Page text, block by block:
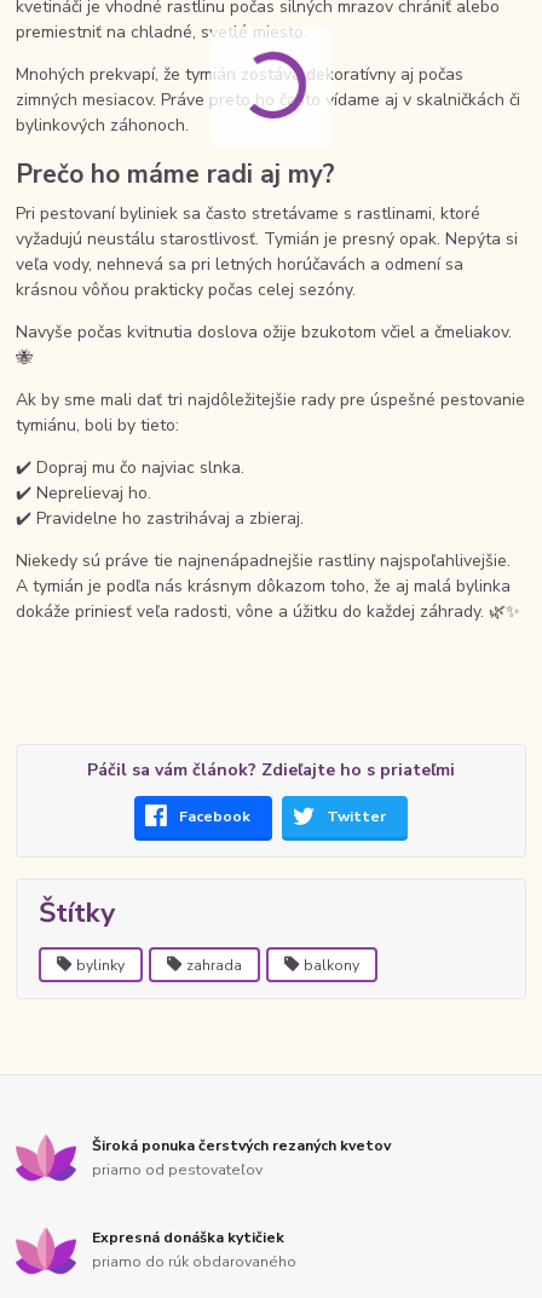
kvetináči je vhodné rastlinu počas silných mrazov chrániť alebo
premiestniť na chladné, svetlé miesto.
Mnohých prekvapí, že tymián zostáva dekoratívny aj počas
zimných mesiacov. Práve preto ho často vídame aj v skalničkách či
bylinkových záhonoch.
Prečo ho máme radi aj my?
Pri pestovaní byliniek sa často stretávame s rastlinami, ktoré
vyžadujú neustálu starostlivosť. Tymián je presný opak. Nepýta si
veľa vody, nehnevá sa pri letných horúčavách a odmení sa
krásnou vôňou prakticky počas celej sezóny.
Navyše počas kvitnutia doslova ožije bzukotom včiel a čmeliakov.
🐝
Ak by sme mali dať tri najdôležitejšie rady pre úspešné pestovanie
tymiánu, boli by tieto:
✔️ Dopraj mu čo najviac slnka.
✔️ Neprelievaj ho.
✔️ Pravidelne ho zastrihávaj a zbieraj.
Niekedy sú práve tie najnenápadnejšie rastliny najspoľahlivejšie.
A tymián je podľa nás krásnym dôkazom toho, že aj malá bylinka
dokáže priniesť veľa radosti, vône a úžitku do každej záhrady. 🌿✨
Páčil sa vám článok? Zdieľajte ho s priateľmi
Facebook Twitter
Štítky
bylinky zahrada balkony
Široká ponuka čerstvých rezaných kvetov
priamo od pestovateľov
Expresná donáška kytičiek
priamo do rúk obdarovaného